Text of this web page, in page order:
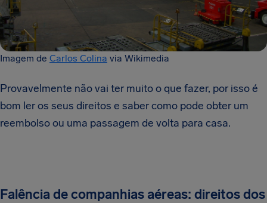
Imagem de Carlos Colina via Wikimedia
Provavelmente não vai ter muito o que fazer, por isso é
bom ler os seus direitos e saber como pode obter um
reembolso ou uma passagem de volta para casa.
Falência de companhias aéreas: direitos dos